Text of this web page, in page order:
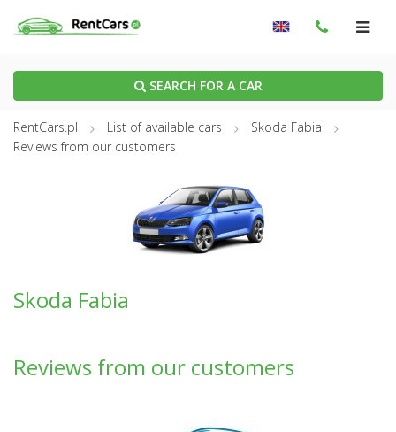
SEARCH FOR A CAR
RentCars.pl List of available cars
Skoda Fabia
Reviews from our customers
Skoda Fabia
Reviews from our customers